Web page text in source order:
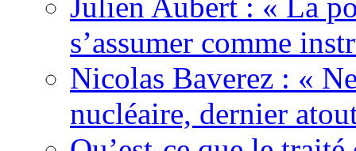
Julien Aubert : « La
s’assumer comme
Nicolas Baverez : «
nucléaire, dernier